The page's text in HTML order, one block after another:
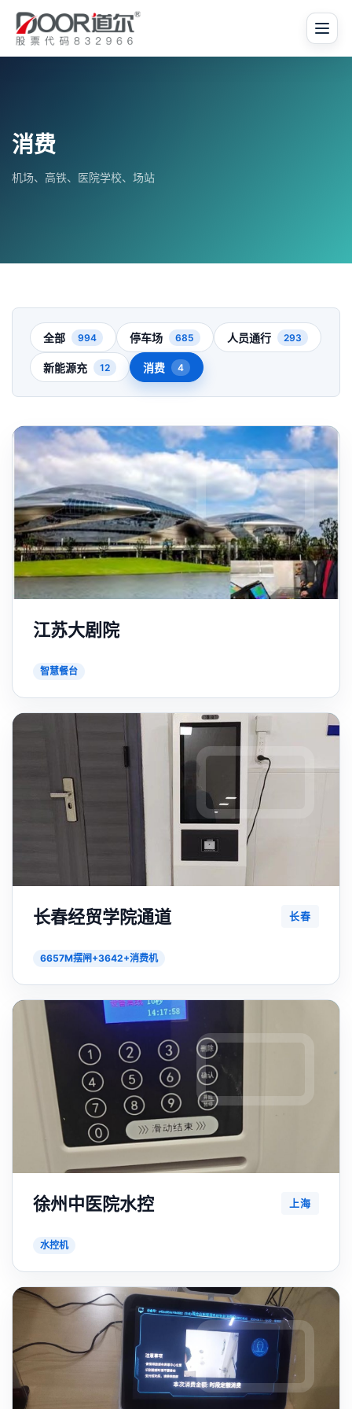
消费
机场、高铁、医院学校、场站
全部 994 停车场 685 人员通行 293
新能源充 12 消费 4
江苏大剧院
智慧餐台
长春经贸学院通道 长春
6657M摆闸+3642+消费机
徐州中医院水控 上海
水控机